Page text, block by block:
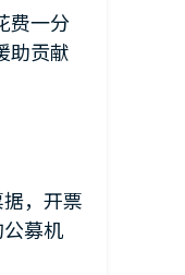
费一分
助贡献
，开票
募机